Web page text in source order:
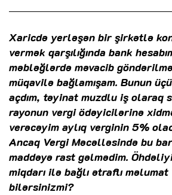
Xaricdə yerləşən bir şirkətlə
vermək qarşılığında bank
məbləğlərdə məvacib
müqavilə bağlamışam. Bunun
açdım, təyinat muzdlu iş olaraq
rayonun vergi ödəyicilərinə
verəcəyim aylıq verginin 5%
Ancaq Vergi Məcəlləsində bu
maddəyə rast gəlmədim.
miqdarı ilə bağlı ətraflı məlumat
bilərsinizmi?